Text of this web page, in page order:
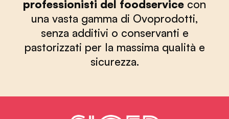
professionisti del foodservice con
una vasta gamma di Ovoprodotti,
senza additivi o conservanti e
pastorizzati per la massima qualità e
sicurezza.